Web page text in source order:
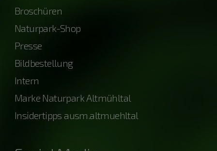
Broschüren
Naturpark-Shop
Presse
Bildbestellung
Intern
Marke Naturpark Altmühltal
Insidertipps ausm.altmuehltal